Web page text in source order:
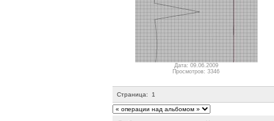
Дата: 09.06.2009
Просмотров: 3346
Страница: 1